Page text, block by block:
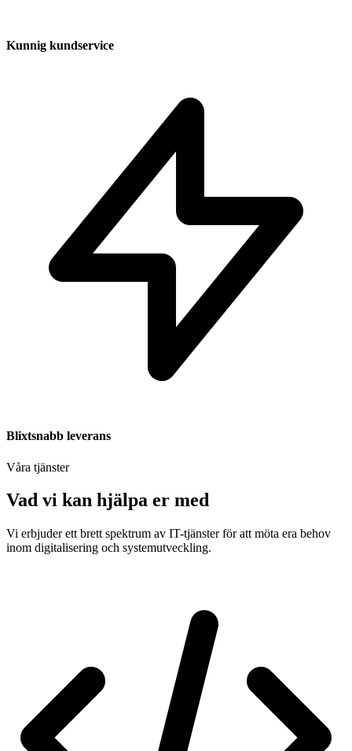
Kunnig kundservice
Blixtsnabb leverans
Våra tjänster
Vad vi kan hjälpa er med
Vi erbjuder ett brett spektrum av IT-tjänster för att möta era behov
inom digitalisering och systemutveckling.